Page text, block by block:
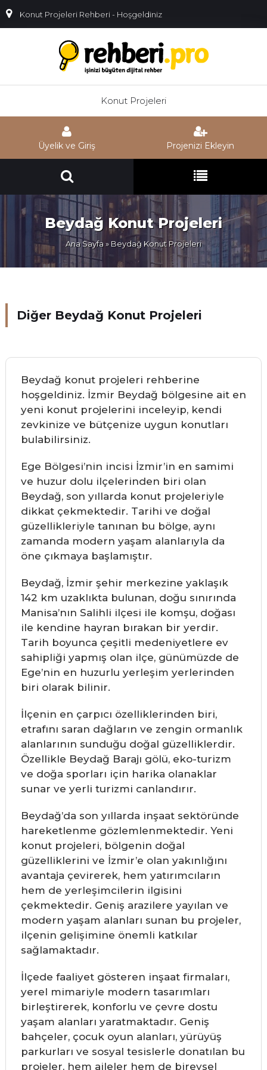
Konut Projeleri Rehberi - Hoşgeldiniz
Konut Projeleri
Üyelik ve Giriş Projenizi Ekleyin
Beydağ Konut Projeleri
Ana Sayfa» Beydağ Konut Projeleri
Diğer Beydağ Konut Projeleri
Beydağ konut projeleri rehberine
hoşgeldiniz. İzmir Beydağ bölgesine ait en
yeni konut projelerini inceleyip, kendi
zevkinize ve bütçenize uygun konutları
bulabilirsiniz.
Ege Bölgesi’nin incisi İzmir’in en samimi
ve huzur dolu ilçelerinden biri olan
Beydağ, son yıllarda konut projeleriyle
dikkat çekmektedir. Tarihi ve doğal
güzellikleriyle tanınan bu bölge, aynı
zamanda modern yaşam alanlarıyla da
öne çıkmaya başlamıştır.
Beydağ, İzmir şehir merkezine yaklaşık
142 km uzaklıkta bulunan, doğu sınırında
Manisa’nın Salihli ilçesi ile komşu, doğası
ile kendine hayran bırakan bir yerdir.
Tarih boyunca çeşitli medeniyetlere ev
sahipliği yapmış olan ilçe, günümüzde de
Ege’nin en huzurlu yerleşim yerlerinden
biri olarak bilinir.
İlçenin en çarpıcı özelliklerinden biri,
etrafını saran dağların ve zengin ormanlık
alanlarının sunduğu doğal güzelliklerdir.
Özellikle Beydağ Barajı gölü, eko-turizm
ve doğa sporları için harika olanaklar
sunar ve yerli turizmi canlandırır.
Beydağ’da son yıllarda inşaat sektöründe
hareketlenme gözlemlenmektedir. Yeni
konut projeleri, bölgenin doğal
güzelliklerini ve İzmir’e olan yakınlığını
avantaja çevirerek, hem yatırımcıların
hem de yerleşimcilerin ilgisini
çekmektedir. Geniş arazilere yayılan ve
modern yaşam alanları sunan bu projeler,
ilçenin gelişimine önemli katkılar
sağlamaktadır.
İlçede faaliyet gösteren inşaat firmaları,
yerel mimariyle modern tasarımları
birleştirerek, konforlu ve çevre dostu
yaşam alanları yaratmaktadır. Geniş
bahçeler, çocuk oyun alanları, yürüyüş
parkurları ve sosyal tesislerle donatılan bu
projeler, hem aileler hem de bireysel